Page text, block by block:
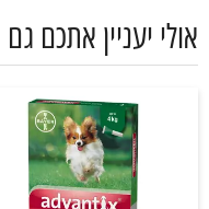
אולי יעניין אתכם גם